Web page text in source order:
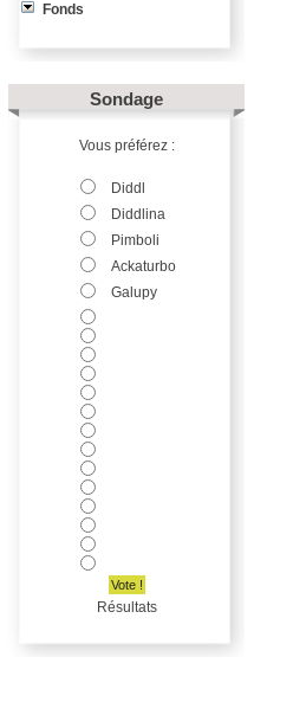
Fonds
Sondage
Vous préférez :
Diddl
Diddlina
Pimboli
Ackaturbo
Galupy
Vote !
Résultats